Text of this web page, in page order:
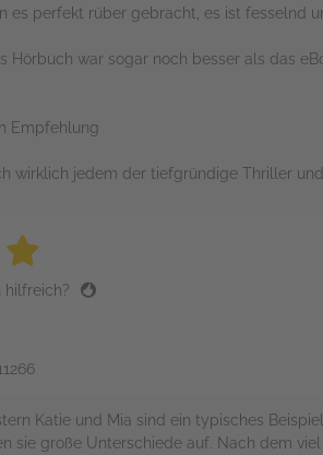
es perfekt rüber gebracht, es ist fesselnd
Hörbuch war sogar noch besser als das
Empfehlung
wirklich jedem der tiefgründige Thriller
5 stars
hilfreich?
Katie und Mia sind ein typisches
sie große Unterschiede auf. Nach dem